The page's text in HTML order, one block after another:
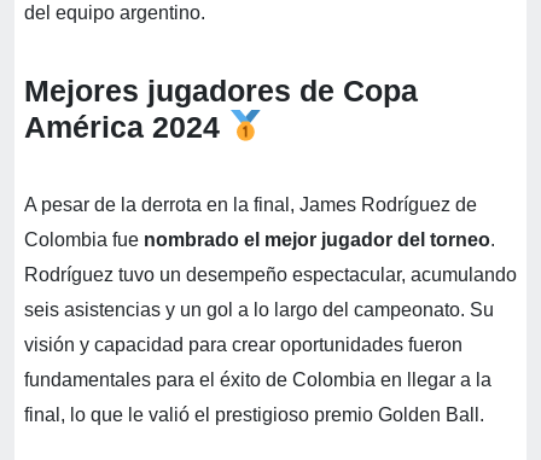
del equipo argentino.
Mejores jugadores de Copa
América 2024
A pesar de la derrota en la final, James Rodríguez de
Colombia fue nombrado el mejor jugador del torneo.
Rodríguez tuvo un desempeño espectacular, acumulando
seis asistencias y un gol a lo largo del campeonato. Su
visión y capacidad para crear oportunidades fueron
fundamentales para el éxito de Colombia en llegar a la
final, lo que le valió el prestigioso premio Golden Ball.